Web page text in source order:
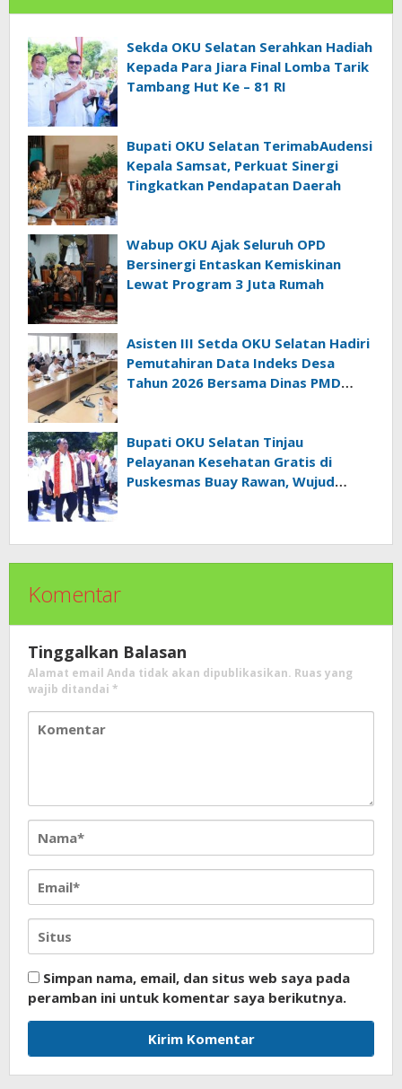
Sekda OKU Selatan Serahkan Hadiah
Kepada Para Jiara Final Lomba Tarik
Tambang Hut Ke – 81 RI
Bupati OKU Selatan TerimabAudensi
Kepala Samsat, Perkuat Sinergi
Tingkatkan Pendapatan Daerah
Wabup OKU Ajak Seluruh OPD
Bersinergi Entaskan Kemiskinan
Lewat Program 3 Juta Rumah
Asisten III Setda OKU Selatan Hadiri
Pemutahiran Data Indeks Desa
Tahun 2026 Bersama Dinas PMD
Bupati OKU Selatan Tinjau
Pelayanan Kesehatan Gratis di
Puskesmas Buay Rawan, Wujud
Komentar
Tinggalkan Balasan
Alamat email Anda tidak akan dipublikasikan. Ruas yang
wajib ditandai *
Simpan nama, email, dan situs web saya pada
peramban ini untuk komentar saya berikutnya.